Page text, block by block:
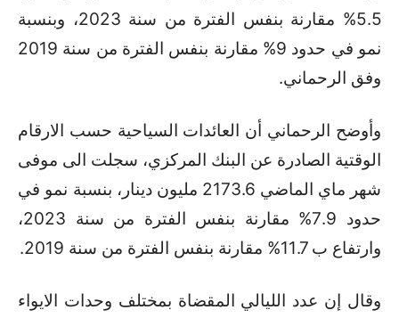
5.5% مقارنة بنفس الفترة من سنة 2023، وبنسبة
نمو في حدود 9% مقارنة بنفس الفترة من سنة 2019
وفق الرحماني.
وأوضح الرحماني أن العائدات السياحية حسب الارقام
الوقتية الصادرة عن البنك المركزي، سجلت الى موفى
شهر ماي الماضي 2173.6 مليون دينار، بنسبة نمو في
حدود 7.9% مقارنة بنفس الفترة من سنة 2023،
وارتفاع ب 11.7% مقارنة بنفس الفترة من سنة 2019.
وقال إن عدد الليالي المقضاة بمختلف وحدات الايواء